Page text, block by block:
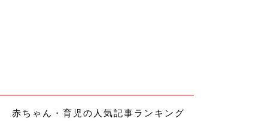
赤ちゃん・育児の人気記事ランキング